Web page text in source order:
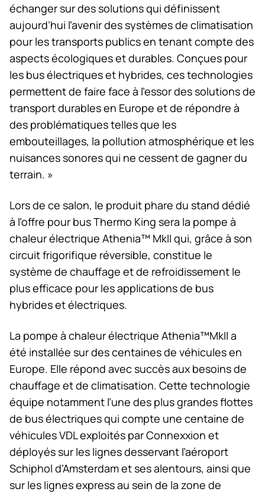
échanger sur des solutions qui définissent
aujourd’hui l’avenir des systèmes de climatisation
pour les transports publics en tenant compte des
aspects écologiques et durables. Conçues pour
les bus électriques et hybrides, ces technologies
permettent de faire face à l’essor des solutions de
transport durables en Europe et de répondre à
des problématiques telles que les
embouteillages, la pollution atmosphérique et les
nuisances sonores qui ne cessent de gagner du
terrain. »
Lors de ce salon, le produit phare du stand dédié
à l’offre pour bus Thermo King sera la pompe à
chaleur électrique Athenia™ MkII qui, grâce à son
circuit frigorifique réversible, constitue le
système de chauffage et de refroidissement le
plus efficace pour les applications de bus
hybrides et électriques.
La pompe à chaleur électrique Athenia™MkII a
été installée sur des centaines de véhicules en
Europe. Elle répond avec succès aux besoins de
chauffage et de climatisation. Cette technologie
équipe notamment l’une des plus grandes flottes
de bus électriques qui compte une centaine de
véhicules VDL exploités par Connexxion et
déployés sur les lignes desservant l’aéroport
Schiphol d’Amsterdam et ses alentours, ainsi que
sur les lignes express au sein de la zone de